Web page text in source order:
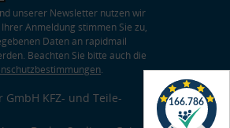
unserer Newsletter nutzen wir
Anmeldung stimmen Sie zu,
Daten an rapidmail
Beachten Sie bitte auch die
.
KFZ- und Teile-